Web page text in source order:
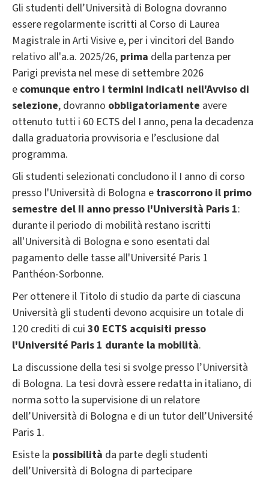
Gli studenti dell’Università di Bologna dovranno
essere regolarmente iscritti al Corso di Laurea
Magistrale in Arti Visive e, per i vincitori del Bando
relativo all'a.a. 2025/26, prima della partenza per
Parigi prevista nel mese di settembre 2026
e comunque entro i termini indicati nell'Avviso di
selezione, dovranno obbligatoriamente avere
ottenuto tutti i 60 ECTS del I anno, pena la decadenza
dalla graduatoria provvisoria e l’esclusione dal
programma.
Gli studenti selezionati concludono il I anno di corso
presso l'Università di Bologna e trascorrono il primo
semestre del II anno presso l'Università Paris 1:
durante il periodo di mobilità restano iscritti
all'Università di Bologna e sono esentati dal
pagamento delle tasse all'Université Paris 1
Panthéon-Sorbonne.
Per ottenere il Titolo di studio da parte di ciascuna
Università gli studenti devono acquisire un totale di
120 crediti di cui 30 ECTS acquisiti presso
l'Université Paris 1 durante la mobilità.
La discussione della tesi si svolge presso l’Università
di Bologna. La tesi dovrà essere redatta in italiano, di
norma sotto la supervisione di un relatore
dell’Università di Bologna e di un tutor dell’Université
Paris 1.
Esiste la possibilità da parte degli studenti
dell’Università di Bologna di partecipare